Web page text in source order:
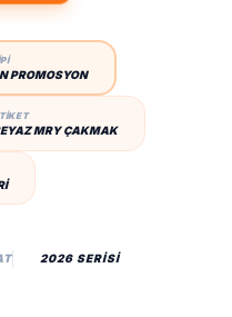
PROMOSYON
MRY ÇAKMAK
2026 SERİSİ